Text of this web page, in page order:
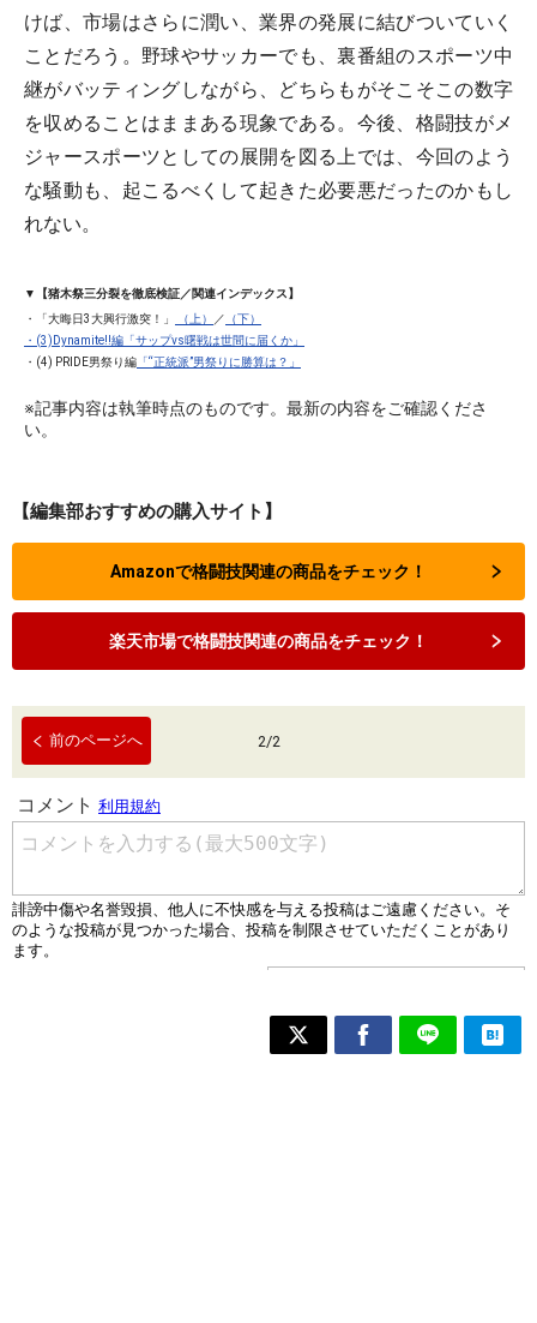
けば、市場はさらに潤い、業界の発展に結びついていく
ことだろう。野球やサッカーでも、裏番組のスポーツ中
継がバッティングしながら、どちらもがそこそこの数字
を収めることはままある現象である。今後、格闘技がメ
ジャースポーツとしての展開を図る上では、今回のよう
な騒動も、起こるべくして起きた必要悪だったのかもし
れない。
▼【猪木祭三分裂を徹底検証／関連インデックス】
・「大晦日3大興行激突！」
（上） ／ （下）
・(3)Dynamite!!編 「サップvs曙戦は世間に届くか」
・(4) PRIDE男祭り編 「“正統派”男祭りに勝算は？」
※記事内容は執筆時点のものです。最新の内容をご確認くださ
い。
【編集部おすすめの購入サイト】
Amazonで格闘技関連の商品をチェック！
楽天市場で格闘技関連の商品をチェック！
前のページへ 2/2